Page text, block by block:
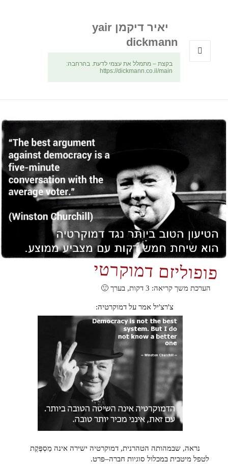
יאיר דיקמן yair
dickmann
בקצת – מתמלל את עצמי לדעת. בהרחבה:
https://dickmann.co.il/main
פופוליזם דמוקרטי
הערכת משך קריאה: 3 דקות, בערך 🙂
צ'רצ'יל אמר על דמוקרטיה:
נראה, שבמהותה הטהרנית, דמוקרטיה ישירה אינה מַסְפֶּקֶת
לטפל מיטבית במכלול סוגיות חברה–פרט.